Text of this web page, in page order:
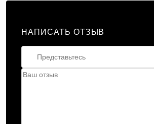
НАПИСАТЬ ОТЗЫВ